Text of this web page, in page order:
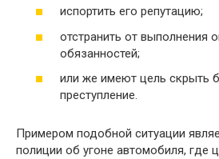
испортить его репутацию;
отстранить от выполнения
обязанностей;
или же имеют цель скрыть
преступление.
Примером подобной ситуации
полиции об угоне автомобиля, где